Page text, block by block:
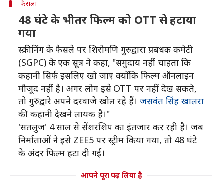
फैसला
48 घंटे के भीतर फिल्म को OTT से हटाया
गया
स्क्रीनिंग के फैसले पर शिरोमणि गुरुद्वारा प्रबंधक कमेटी
(SGPC) के एक सूत्र ने कहा, "समुदाय नहीं चाहता कि
कहानी सिर्फ इसलिए खो जाए क्योंकि फिल्म ऑनलाइन
मौजूद नहीं है। अगर लोग इसे OTT पर नहीं देख सकते,
तो गुरुद्वारे अपने दरवाजे खोल रहे हैं। जसवंत सिंह खालरा
की कहानी देखने लायक है।"
'सतलुज' 4 साल से सेंशरशिप का इंतजार कर रही है। जब
निर्माताओं ने इसे ZEE5 पर स्ट्रीम किया गया, तो 48 घंटे
के अंदर फिल्म हटा दी गई।
आपने पूरा पढ़ लिया है